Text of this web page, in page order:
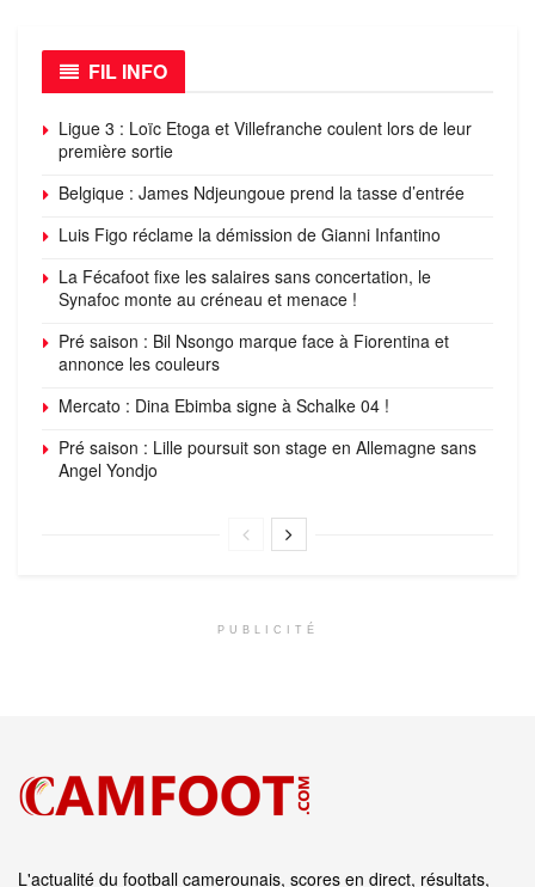
FIL INFO
Ligue 3 : Loïc Etoga et Villefranche coulent lors de leur
première sortie
Belgique : James Ndjeungoue prend la tasse d’entrée
Luis Figo réclame la démission de Gianni Infantino
La Fécafoot fixe les salaires sans concertation, le
Synafoc monte au créneau et menace !
Pré saison : Bil Nsongo marque face à Fiorentina et
annonce les couleurs
Mercato : Dina Ebimba signe à Schalke 04 !
Pré saison : Lille poursuit son stage en Allemagne sans
Angel Yondjo
PUBLICITÉ
L'actualité du football camerounais, scores en direct, résultats,